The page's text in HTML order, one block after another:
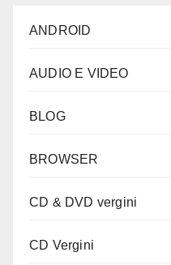
ANDROID
AUDIO E VIDEO
BLOG
BROWSER
CD & DVD vergini
CD Vergini